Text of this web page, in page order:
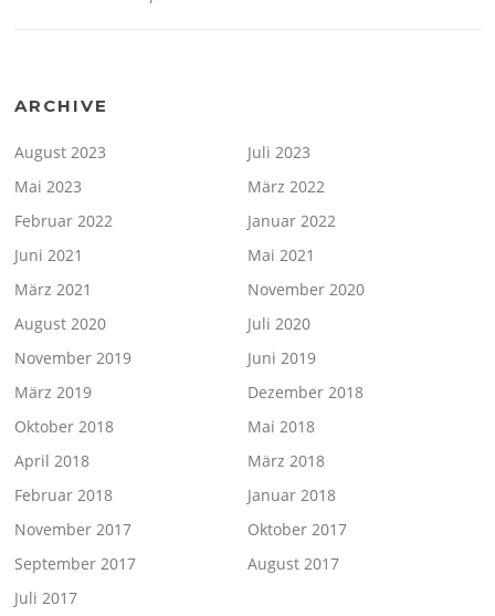
ARCHIVE
August 2023
Juli 2023
Mai 2023
März 2022
Februar 2022
Januar 2022
Juni 2021
Mai 2021
März 2021
November 2020
August 2020
Juli 2020
November 2019
Juni 2019
März 2019
Dezember 2018
Oktober 2018
Mai 2018
April 2018
März 2018
Februar 2018
Januar 2018
November 2017
Oktober 2017
September 2017
August 2017
Juli 2017